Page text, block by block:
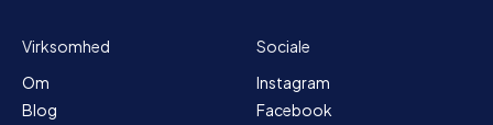
Virksomhed
Om
Blog
Sociale
Instagram
Facebook